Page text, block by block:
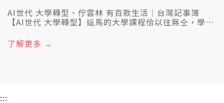
AI世代 大學轉型、佇雲林 有百款生活｜台灣記事簿
【AI世代 大學轉型】這馬的大學課程佮以往無仝，學校
養學生佇咧虛擬空間內底建置風力發電、水力發電設
備，佮傳統的機械系理論課程，親像流體力學、機械設
了解更多 →
:::